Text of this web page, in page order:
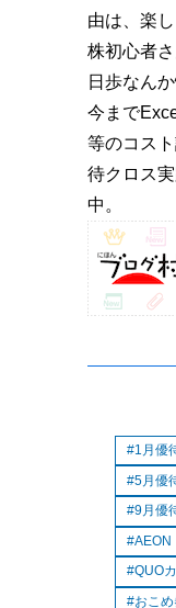
由は、楽
株初心者
日歩なん
今まで
等のコス
待クロス
中。
1月優
5月優
9月優
AEON
QUO
おこ